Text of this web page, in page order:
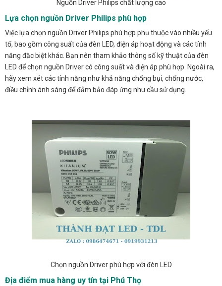
Nguồn Driver Philips chất lượng cao
Lựa chọn nguồn Driver Philips phù hợp
Việc lựa chọn nguồn Driver Philips phù hợp phụ thuộc vào nhiều yếu
tố, bao gồm công suất của đèn LED, điện áp hoạt động và các tính
năng đặc biệt khác. Bạn nên tham khảo thông số kỹ thuật của đèn
LED để chọn nguồn Driver có công suất và điện áp phù hợp. Ngoài ra,
hãy xem xét các tính năng như khả năng chống bụi, chống nước,
điều chỉnh ánh sáng để đảm bảo đáp ứng nhu cầu sử dụng.
Chọn nguồn Driver phù hợp với đèn LED
Địa điểm mua hàng uy tín tại Phú Thọ